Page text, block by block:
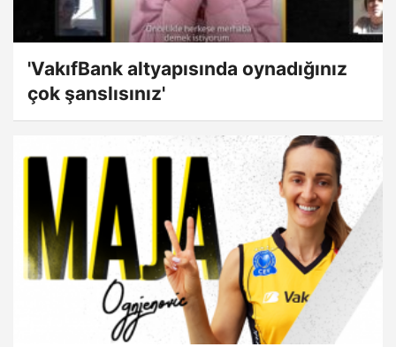
'VakıfBank altyapısında oynadığınız
çok şanslısınız'